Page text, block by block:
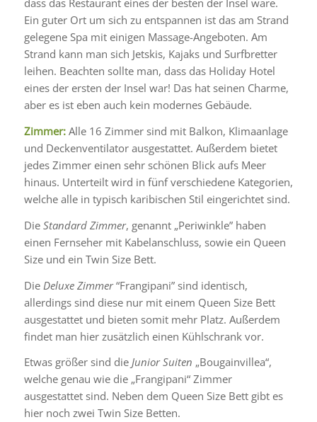
dass das Restaurant eines der besten der Insel wäre.
Ein guter Ort um sich zu entspannen ist das am Strand
gelegene Spa mit einigen Massage-Angeboten. Am
Strand kann man sich Jetskis, Kajaks und Surfbretter
leihen. Beachten sollte man, dass das Holiday Hotel
eines der ersten der Insel war! Das hat seinen Charme,
aber es ist eben auch kein modernes Gebäude.
Zimmer:Alle 16 Zimmer sind mit Balkon, Klimaanlage
und Deckenventilator ausgestattet. Außerdem bietet
jedes Zimmer einen sehr schönen Blick aufs Meer
hinaus. Unterteilt wird in fünf verschiedene Kategorien,
welche alle in typisch karibischen Stil eingerichtet sind.
Die Standard Zimmer, genannt „Periwinkle” haben
einen Fernseher mit Kabelanschluss, sowie ein Queen
Size und ein Twin Size Bett.
Die Deluxe Zimmer“Frangipani” sind identisch,
allerdings sind diese nur mit einem Queen Size Bett
ausgestattet und bieten somit mehr Platz. Außerdem
findet man hier zusätzlich einen Kühlschrank vor.
Etwas größer sind die Junior Suiten „Bougainvillea“,
welche genau wie die „Frangipani“ Zimmer
ausgestattet sind. Neben dem Queen Size Bett gibt es
hier noch zwei Twin Size Betten.